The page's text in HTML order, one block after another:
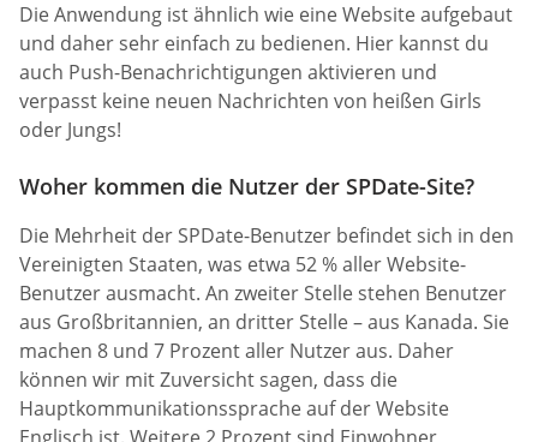
Die Anwendung ist ähnlich wie eine Website aufgebaut
und daher sehr einfach zu bedienen. Hier kannst du
auch Push-Benachrichtigungen aktivieren und
verpasst keine neuen Nachrichten von heißen Girls
oder Jungs!
Woher kommen die Nutzer der SPDate-Site?
Die Mehrheit der SPDate-Benutzer befindet sich in den
Vereinigten Staaten, was etwa 52 % aller Website-
Benutzer ausmacht. An zweiter Stelle stehen Benutzer
aus Großbritannien, an dritter Stelle – aus Kanada. Sie
machen 8 und 7 Prozent aller Nutzer aus. Daher
können wir mit Zuversicht sagen, dass die
Hauptkommunikationssprache auf der Website